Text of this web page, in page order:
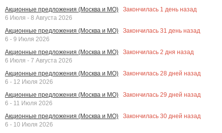
Акционные предложения (Москва и МО)
Закончилась 1 день назад
6 Июля - 8 Августа 2026
Акционные предложения (Москва и МО)
Закончилась 31 день назад
6 - 9 Июля 2026
Акционные предложения (Москва и МО)
Закончилась 2 дня назад
6 Июля - 7 Августа 2026
Акционные предложения (Москва и МО)
Закончилась 28 дней назад
6 - 12 Июля 2026
Акционные предложения (Москва и МО)
Закончилась 29 дней назад
6 - 11 Июля 2026
Акционные предложения (Москва и МО)
Закончилась 30 дней назад
6 - 10 Июля 2026